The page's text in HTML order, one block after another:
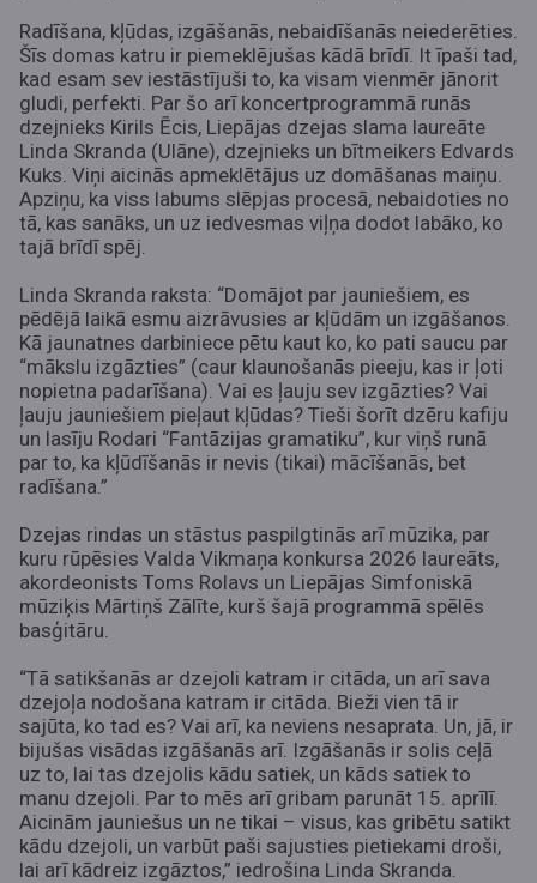
Radīšana, kļūdas, izgāšanās, nebaidīšanās neiederēties.
Šīs domas katru ir piemeklējušas kādā brīdī. It īpaši tad,
kad esam sev iestāstījuši to, ka visam vienmēr jānorit
gludi, perfekti. Par šo arī koncertprogrammā runās
dzejnieks Kirils Ēcis, Liepājas dzejas slama laureāte
Linda Skranda (Ulāne), dzejnieks un bītmeikers Edvards
Kuks. Viņi aicinās apmeklētājus uz domāšanas maiņu.
Apziņu, ka viss labums slēpjas procesā, nebaidoties no
tā, kas sanāks, un uz iedvesmas viļņa dodot labāko, ko
tajā brīdī spēj.
Linda Skranda raksta: “Domājot par jauniešiem, es
pēdējā laikā esmu aizrāvusies ar kļūdām un izgāšanos.
Kā jaunatnes darbiniece pētu kaut ko, ko pati saucu par
“mākslu izgāzties” (caur klaunošanās pieeju, kas ir ļoti
nopietna padarīšana). Vai es ļauju sev izgāzties? Vai
ļauju jauniešiem pieļaut kļūdas? Tieši šorīt dzēru kafiju
un lasīju Rodari “Fantāzijas gramatiku”, kur viņš runā
par to, ka kļūdīšanās ir nevis (tikai) mācīšanās, bet
radīšana.”
Dzejas rindas un stāstus paspilgtinās arī mūzika, par
kuru rūpēsies Valda Vikmaņa konkursa 2026 laureāts,
akordeonists Toms Rolavs un Liepājas Simfoniskā
mūziķis Mārtiņš Zālīte, kurš šajā programmā spēlēs
basģitāru.
“Tā satikšanās ar dzejoli katram ir citāda, un arī sava
dzejoļa nodošana katram ir citāda. Bieži vien tā ir
sajūta, ko tad es? Vai arī, ka neviens nesaprata. Un, jā, ir
bijušas visādas izgāšanās arī. Izgāšanās ir solis ceļā
uz to, lai tas dzejolis kādu satiek, un kāds satiek to
manu dzejoli. Par to mēs arī gribam parunāt 15. aprīlī.
Aicinām jauniešus un ne tikai – visus, kas gribētu satikt
kādu dzejoli, un varbūt paši sajusties pietiekami droši,
lai arī kādreiz izgāztos,” iedrošina Linda Skranda.